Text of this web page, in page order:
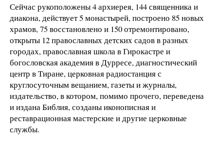
Сейчас рукоположены 4 архиерея, 144 священника и
диакона, действует 5 монастырей, построено 85 новых
храмов, 75 восстановлено и 150 отремонтировано,
открыты 12 православных детских садов в разных
городах, православная школа в Гирокастре и
богословская академия в Дурресе, диагностический
центр в Тиране, церковная радиостанция с
круглосуточным вещанием, газеты и журналы,
издательство, в котором, помимо прочего, переведена
и издана Библия, созданы иконописная и
реставрационная мастерские и другие церковные
службы.